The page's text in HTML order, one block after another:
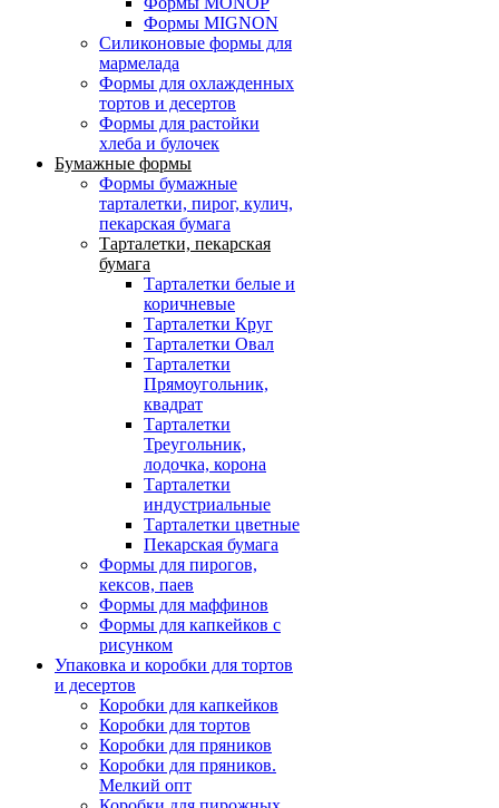
Формы MIGNON
Силиконовые формы для
мармелада
Формы для oхлажденных
тортов и десертов
Формы для растойки
хлеба и булочек
Бумажные формы
Формы бумажные
тарталетки, пирог, кулич,
пекарская бумага
Тарталетки, пекарская
бумага
Тарталетки белые и
коричневые
Тарталетки Круг
Тарталетки Овал
Тарталетки
Прямоугольник,
квадрат
Тарталетки
Треугольник,
лодочка, корона
Тарталетки
индустриальные
Тарталетки цветные
Пекарская бумага
Формы для пирогов,
кексов, паев
Формы для маффинов
Формы для капкейков с
рисунком
Упаковка и коробки для тортов
и десертов
Коробки для капкейков
Коробки для тортов
Коробки для пряников
Коробки для пряников.
Мелкий опт